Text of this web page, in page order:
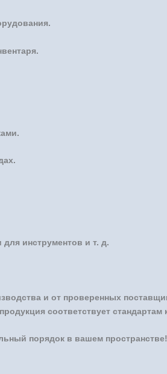
инструментов и т. д.
и от проверенных
соответствует стандартам
порядок в вашем пространстве!